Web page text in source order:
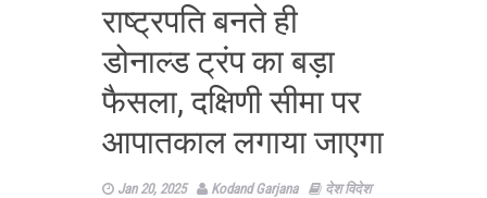
राष्‍ट्रपति बनते ही
डोनाल्‍ड ट्रंप का बड़ा
फैसला, दक्षिणी सीमा पर
आपातकाल लगाया जाएगा
Jan 20, 2025 Kodand Garjana
देश विदेश